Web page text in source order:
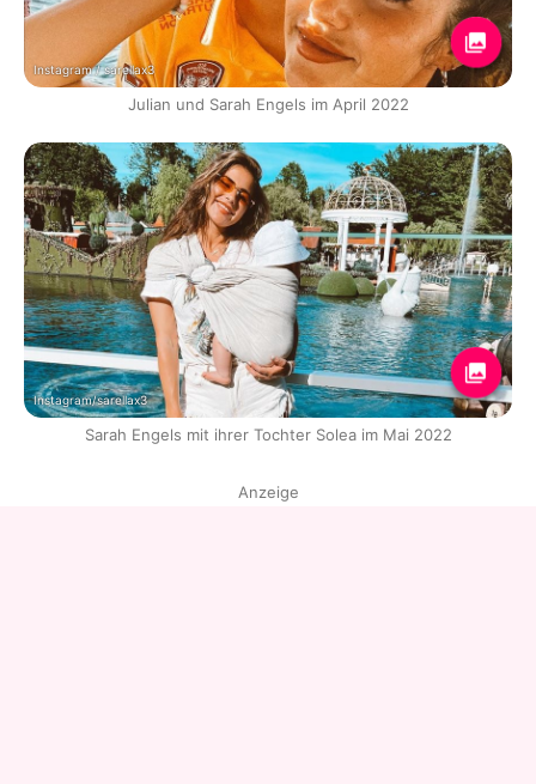
Instagram / sarellax3
Julian und Sarah Engels im April 2022
Instagram/sarellax3
Sarah Engels mit ihrer Tochter Solea im Mai 2022
Anzeige